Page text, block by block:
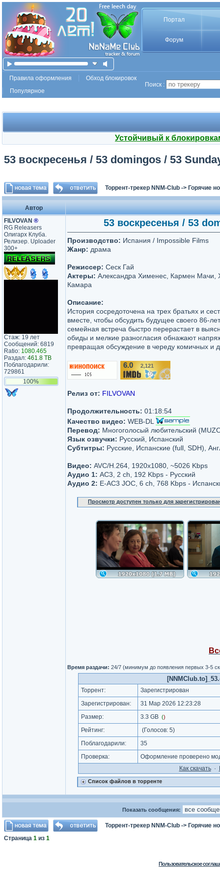
Портал
Форум
Правила оформления
Обход блокировок
Популярное
Поиск :
Устойчивый к
53 воскресенья / 53 domingos / 53
Торрент-трекер NNM-Club -> Горячие
Автор
FILVOVAN ®
RG Releasers
Олигарх Клуба.
Релизер. Uploader
300+
Стаж: 19 лет
Сообщений: 6819
Ratio: 1080.465
Раздал: 461.8 TB
Поблагодарили:
729861
100%
53 воскресенья / 53
Производство: Испания / Impossible Films
Жанр: драма
Режиссер: Сеск Гай
Актеры: Александра Хименес, Кармен Мачи,
Камара
Описание:
История сосредоточена на трех братьях и
вместе, чтобы обсудить будущее своего 86-
семейная встреча быстро перерастает в
обиды и мелкие разногласия обнажают
превращая обсуждение в череду комичных и
6.0 2,121
Релиз от: FILVOVAN
Продолжительность: 01:18:54
Качество видео: WEB-DL
Перевод: Многоголосый любительский
Язык озвучки: Русский, Испанский
Субтитры: Русские, Испанские (full, SDH),
Видео: AVC/H.264, 1920x1080, ~5026 Kbps
Аудио 1: AC3, 2 ch, 192 Kbps - Русский
Аудио 2: E-AC3 JOC, 6 ch, 768 Kbps -
Просмотр доступен только для
Время раздачи: 24/7 (минимум до появления первых 3-5
Торрент:
Зарегистрирован
Зарегистрирован:
31 Мар 2026 12:23:28
Размер:
3.3 GB ()
Рейтинг: (Голосов: 5)
Поблагодарили:
35
Проверка:
Оформление проверено
Как cкачать·
Список файлов в торренте
Показать сообщения:
Торрент-трекер NNM-Club -> Горячие
Страница 1 из 1
Пользовательское